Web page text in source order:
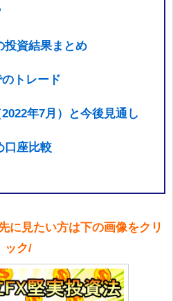
投資結果まとめ
トレード
年7月）と今後見通し
口座比較
に見たい方は下の画像をクリ
ック/